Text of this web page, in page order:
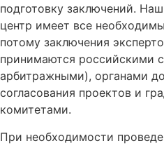
подготовку заключений.
центр имеет все
потому заключения
принимаются российскими
арбитражными), органами
согласования проектов и
комитетами.
При необходимости